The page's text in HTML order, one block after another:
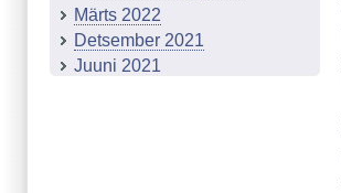
Märts 2022
Detsember 2021
Juuni 2021